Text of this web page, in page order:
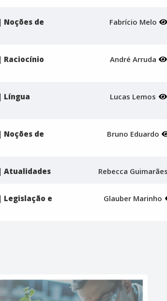
Noções de
Fabrício Melo
Raciocínio
André Arruda
Língua
Lucas Lemos
Noções de
Bruno Eduardo
Atualidades Rebecca Guimarães
Legislação e
Glauber Marinho